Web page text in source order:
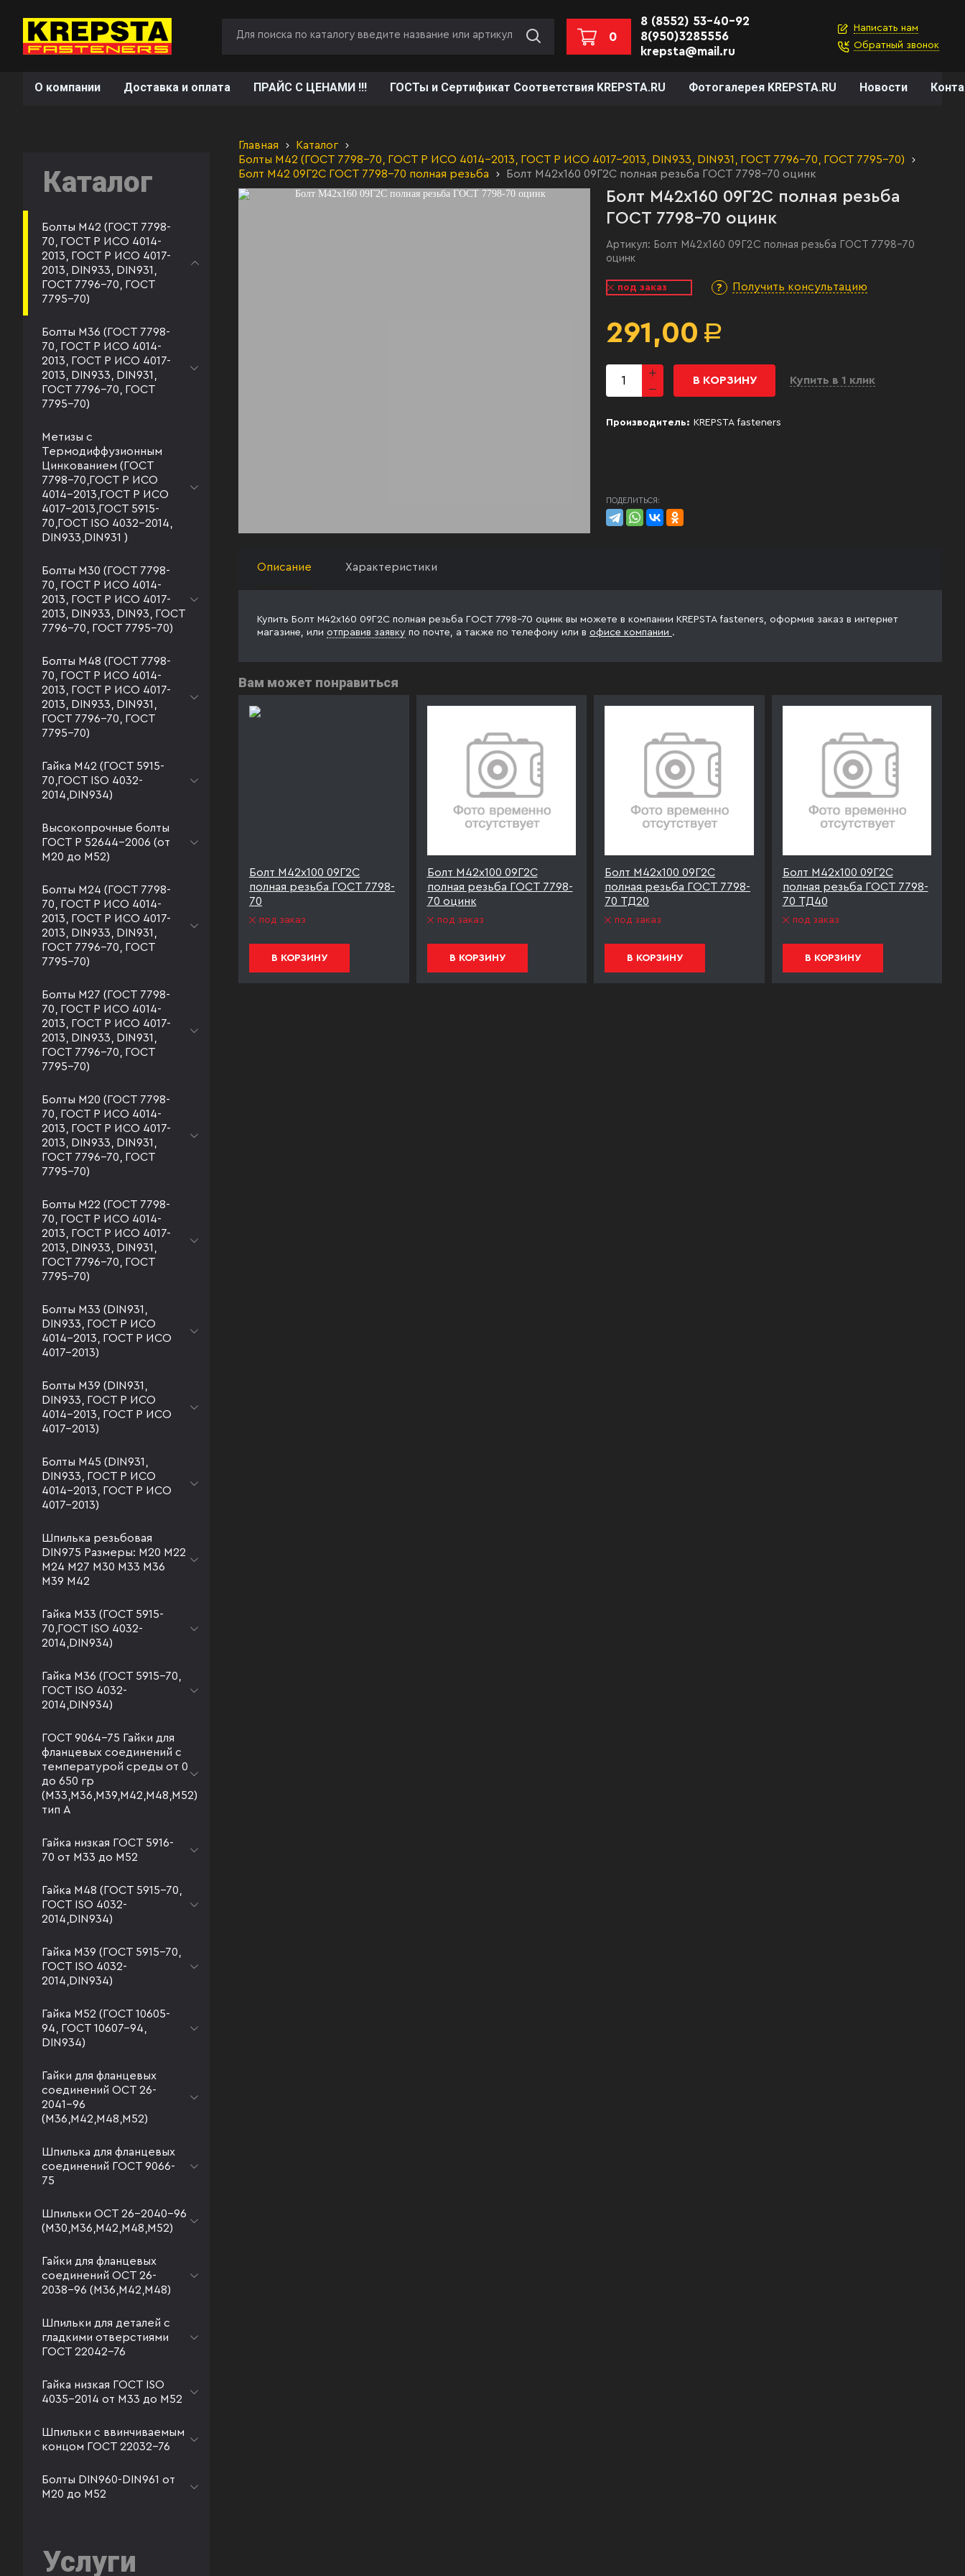
0
8 (8552) 53-40-92
8(950)3285556
krepsta@mail.ru
Написать нам
Обратный звонок
О компании Доставка и оплата ПРАЙС С ЦЕНАМИ !!! ГОСТы и Сертификат Соответствия KREPSTA.RU Фотогалерея KREPSTA.RU Новости
Каталог
Болты М42 (ГОСТ 7798-
70, ГОСТ Р ИСО 4014-
2013, ГОСТ Р ИСО 4017-
2013, DIN933, DIN931,
ГОСТ 7796-70, ГОСТ
7795-70)
Болты М36 (ГОСТ 7798-
70, ГОСТ Р ИСО 4014-
2013, ГОСТ Р ИСО 4017-
2013, DIN933, DIN931,
ГОСТ 7796-70, ГОСТ
7795-70)
Метизы с
Термодиффузионным
Цинкованием (ГОСТ
7798-70,ГОСТ Р ИСО
4014-2013,ГОСТ Р ИСО
4017-2013,ГОСТ 5915-
70,ГОСТ ISO 4032-2014,
DIN933,DIN931 )
Болты М30 (ГОСТ 7798-
70, ГОСТ Р ИСО 4014-
2013, ГОСТ Р ИСО 4017-
2013, DIN933, DIN93, ГОСТ
7796-70, ГОСТ 7795-70)
Болты М48 (ГОСТ 7798-
70, ГОСТ Р ИСО 4014-
2013, ГОСТ Р ИСО 4017-
2013, DIN933, DIN931,
ГОСТ 7796-70, ГОСТ
7795-70)
Гайка М42 (ГОСТ 5915-
70,ГОСТ ISO 4032-
2014,DIN934)
Высокопрочные болты
ГОСТ Р 52644-2006 (от
М20 до М52)
Болты М24 (ГОСТ 7798-
70, ГОСТ Р ИСО 4014-
2013, ГОСТ Р ИСО 4017-
2013, DIN933, DIN931,
ГОСТ 7796-70, ГОСТ
7795-70)
Болты М27 (ГОСТ 7798-
70, ГОСТ Р ИСО 4014-
2013, ГОСТ Р ИСО 4017-
2013, DIN933, DIN931,
ГОСТ 7796-70, ГОСТ
7795-70)
Болты М20 (ГОСТ 7798-
70, ГОСТ Р ИСО 4014-
2013, ГОСТ Р ИСО 4017-
2013, DIN933, DIN931,
ГОСТ 7796-70, ГОСТ
7795-70)
Болты М22 (ГОСТ 7798-
70, ГОСТ Р ИСО 4014-
2013, ГОСТ Р ИСО 4017-
2013, DIN933, DIN931,
ГОСТ 7796-70, ГОСТ
7795-70)
Болты М33 (DIN931,
DIN933, ГОСТ Р ИСО
4014-2013, ГОСТ Р ИСО
4017-2013)
Болты М39 (DIN931,
DIN933, ГОСТ Р ИСО
4014-2013, ГОСТ Р ИСО
4017-2013)
Болты М45 (DIN931,
DIN933, ГОСТ Р ИСО
4014-2013, ГОСТ Р ИСО
4017-2013)
Шпилька резьбовая
DIN975 Размеры: М20 М22
М24 М27 М30 М33 М36
М39 М42
Гайка М33 (ГОСТ 5915-
70,ГОСТ ISO 4032-
2014,DIN934)
Гайка М36 (ГОСТ 5915-70,
ГОСТ ISO 4032-
2014,DIN934)
ГОСТ 9064-75 Гайки для
фланцевых соединений с
температурой среды от 0
до 650 гр
(М33,М36,М39,М42,М48,М52)
тип А
Гайка низкая ГОСТ 5916-
70 от М33 до М52
Гайка М48 (ГОСТ 5915-70,
ГОСТ ISO 4032-
2014,DIN934)
Гайка М39 (ГОСТ 5915-70,
ГОСТ ISO 4032-
2014,DIN934)
Гайка М52 (ГОСТ 10605-
94, ГОСТ 10607-94,
DIN934)
Гайки для фланцевых
соединений ОСТ 26-
2041-96
(М36,М42,М48,М52)
Шпилька для фланцевых
соединений ГОСТ 9066-
75
Шпильки ОСТ 26-2040-96
(М30,М36,М42,М48,М52)
Гайки для фланцевых
соединений ОСТ 26-
2038-96 (М36,М42,М48)
Шпильки для деталей с
гладкими отверстиями
ГОСТ 22042-76
Гайка низкая ГОСТ ISO
4035-2014 от М33 до М52
Шпильки с ввинчиваемым
концом ГОСТ 22032-76
Болты DIN960-DIN961 от
М20 до М52
Услуги
Главная
Каталог
Болты М42 (ГОСТ 7798-70, ГОСТ Р ИСО 4014-2013, ГОСТ Р ИСО 4017-2013, DIN933, DIN931, ГОСТ 7796-70, ГОСТ 7795-70)
Болт М42 09Г2С ГОСТ 7798-70 полная резьба
Болт М42х160 09Г2С полная резьба ГОСТ 7798-70 оцинк
Болт М42х160 09Г2С полная резьба
ГОСТ 7798-70 оцинк
Артикул: Болт М42х160 09Г2С полная резьба ГОСТ 7798-70
оцинк
под заказ Получить консультацию
291,00 Р
В КОРЗИНУ Купить в 1 клик
Производитель: KREPSTA fasteners
ПОДЕЛИТЬСЯ:
Описание Характеристики
Купить Болт М42х160 09Г2С полная резьба ГОСТ 7798-70 оцинк вы можете в компании KREPSTA fasteners, оформив заказ в интернет
магазине, или отправив заявку по почте, а также по телефону или в офисе компании .
Вам может понравиться
резьба ГОСТ 7798-70
под заказ
Болт М42х100 09Г2С
полная резьба ГОСТ 7798-
70
под заказ
В КОРЗИНУ
Болт М42х100 09Г2С
полная резьба ГОСТ 7798-
70 оцинк
под заказ
В КОРЗИНУ
Болт М42х100 09Г2С
полная резьба ГОСТ 7798-
70 ТД20
под заказ
В КОРЗИНУ
Болт М42х100 09Г2С
полная резьба ГОСТ 7798-
70 ТД40
под заказ
В КОРЗИНУ